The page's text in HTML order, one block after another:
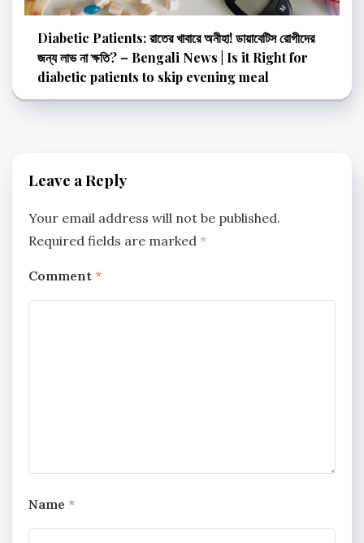
Diabetic Patients: রাতের খাবারে অনীহা! ডায়াবেটিস রোগীদের
জন্য লাভ না ক্ষতি? – Bengali News | Is it Right for
diabetic patients to skip evening meal
Leave a Reply
Your email address will not be published.
Required fields are marked *
Comment *
Name *